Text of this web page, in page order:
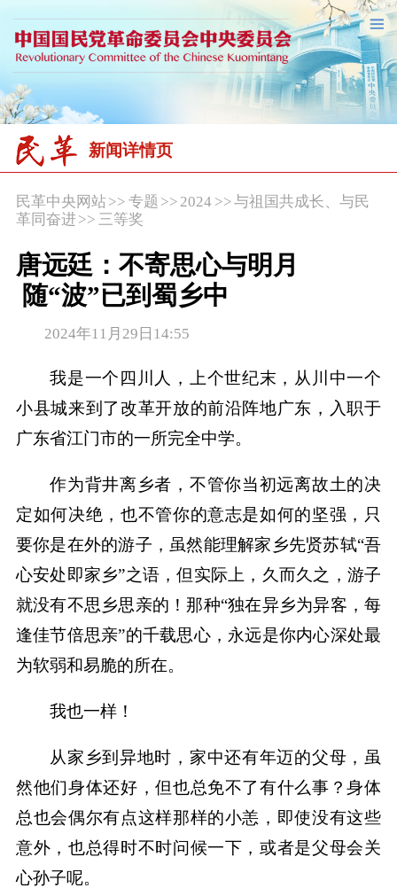
新闻详情页
民革中央网站>> 专题 >>2024 >>与祖国共成长、与民
革同奋进 >> 三等奖
唐远廷：不寄思心与明月
随“波”已到蜀乡中
2024年11月29日14:55
我是一个四川人，上个世纪末，从川中一个
小县城来到了改革开放的前沿阵地广东，入职于
广东省江门市的一所完全中学。
作为背井离乡者，不管你当初远离故土的决
定如何决绝，也不管你的意志是如何的坚强，只
要你是在外的游子，虽然能理解家乡先贤苏轼“吾
心安处即家乡”之语，但实际上，久而久之，游子
就没有不思乡思亲的！那种“独在异乡为异客，每
逢佳节倍思亲”的千载思心，永远是你内心深处最
为软弱和易脆的所在。
我也一样！
从家乡到异地时，家中还有年迈的父母，虽
然他们身体还好，但也总免不了有什么事？身体
总也会偶尔有点这样那样的小恙，即使没有这些
意外，也总得时不时问候一下，或者是父母会关
心孙子呢。